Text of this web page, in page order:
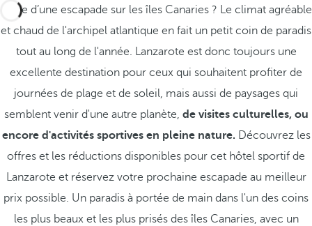
Envie d’une escapade sur les îles Canaries ? Le climat agréable
et chaud de l'archipel atlantique en fait un petit coin de paradis
tout au long de l'année. Lanzarote est donc toujours une
excellente destination pour ceux qui souhaitent profiter de
journées de plage et de soleil, mais aussi de paysages qui
semblent venir d'une autre planète, de visites culturelles, ou
encore d'activités sportives en pleine nature. Découvrez les
offres et les réductions disponibles pour cet hôtel sportif de
Lanzarote et réservez votre prochaine escapade au meilleur
prix possible. Un paradis à portée de main dans l'un des coins
les plus beaux et les plus prisés des îles Canaries, avec un